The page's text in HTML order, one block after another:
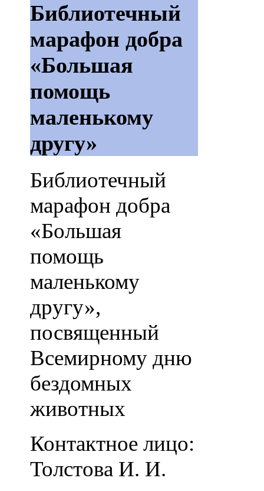
Библиотечный
марафон добра
«Большая
помощь
маленькому
другу»
Библиотечный
марафон добра
«Большая
помощь
маленькому
другу»,
посвященный
Всемирному дню
бездомных
животных
Контактное лицо:
Толстова И. И.